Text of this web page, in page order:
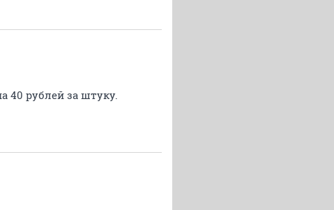
40 рублей за штуку.